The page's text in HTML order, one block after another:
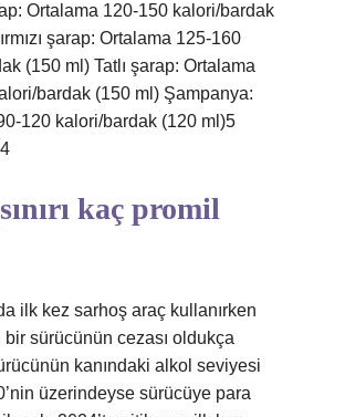
Ortalama 120-150 kalori/bardak
şarap: Ortalama 125-160
(150 ml) Tatlı şarap: Ortalama
bardak (150 ml) Şampanya:
120 kalori/bardak (120 ml)5
kaç promil
ilk kez sarhoş araç kullanırken
sürücünün cezası oldukça
kanındaki alkol seviyesi
üzerindeyse sürücüye para